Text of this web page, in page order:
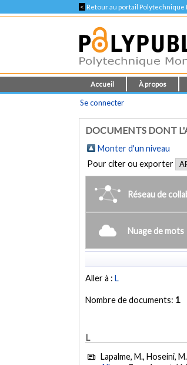
< Retour au portail Polytechnique
Accueil À propos
Se connecter
DOCUMENTS DONT
Monter d'un niveau
Pour citer ou exporter
Réseau de
Nuage de mots
Aller à :L
Nombre de documents: 1
L
Lapalme, M., Hoseini,